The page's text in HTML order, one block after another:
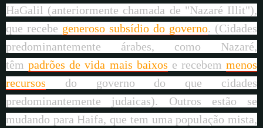
HaGalil (anteriormente chamada de "Nazaré Illit"),
que recebe generoso subsídio do governo. (Cidades
predominantemente árabes, como Nazaré,
têmpadrões de vida mais baixos e recebem menos
recursos do governo do que cidades
predominantemente judaicas). Outros estão se
mudando para Haifa, que tem uma população mista,